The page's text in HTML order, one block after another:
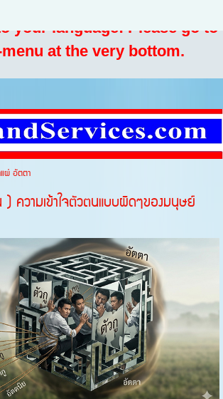
your language: Please go to
at the very bottom.
ผ่ อัตตา
ความเข้าใจตัวตนแบบผิดๆของมนุษย์